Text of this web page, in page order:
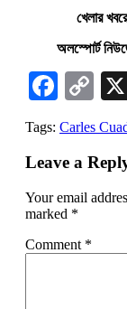
খেলার
অলস্পোর্ট
Tags: Carles
Leave a
Your email
marked *
Comment *